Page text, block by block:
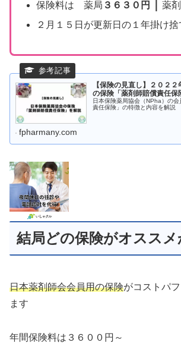
保険料は 薬局 ３６３０円 薬
２月１５日が更新日の１年掛け捨
【保険の見直し】２０２
の保険「薬剤師賠償責任保
日本保険薬局協会（NPha）の
責任保険」の特徴と内容を解説
fpharmany.com
結局どの保険がオススメ
日本薬剤師会会員用の保険がコストパ
ます
年間保険料は３６００円～